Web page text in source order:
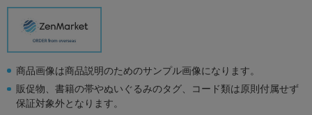
商品画像は商品説明のためのサンプル画像になります。
販促物、書籍の帯やぬいぐるみのタグ、コード類は原則付属せず
保証対象外となります。